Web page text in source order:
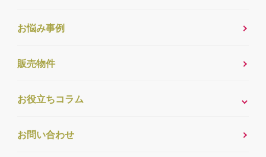
お役立ちコラム
販売物件
お悩み事例
お問い合わせ